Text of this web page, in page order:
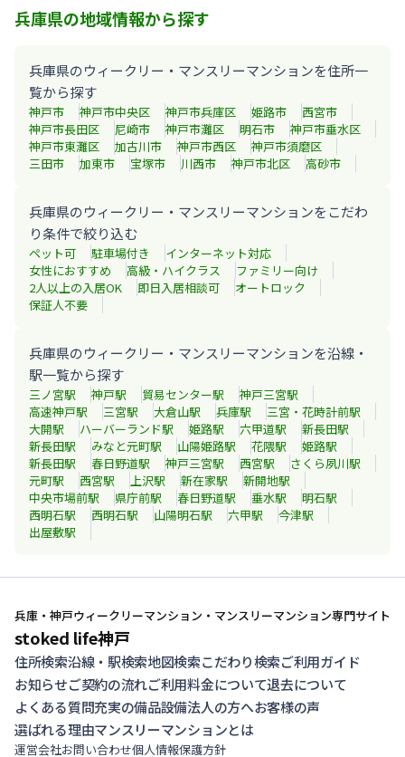
兵庫県の地域情報から探す
兵庫県のウィークリー・マンスリーマンションを住所一
覧から探す
神戸市 神戸市中央区 神戸市兵庫区 姫路市
西宮市
神戸市長田区
尼崎市 神戸市灘区 明石市
神戸市垂水区
神戸市東灘区
加古川市 神戸市西区
神戸市須磨区
三田市
加東市 宝塚市 川西市 神戸市北区 高砂市
兵庫県のウィークリー・マンスリーマンションをこだわ
り条件で絞り込む
ペット可 駐車場付き
インターネット対応
女性におすすめ
高級・ハイクラス
ファミリー向け
2人以上の入居OK
即日入居相談可
オートロック
保証人不要
兵庫県のウィークリー・マンスリーマンションを沿線・
駅一覧から探す
三ノ宮駅 神戸駅 貿易センター駅 神戸三宮駅
高速神戸駅 三宮駅 大倉山駅 兵庫駅 三宮・花時計前駅
大開駅 ハーバーランド駅 姫路駅 六甲道駅 新長田駅
新長田駅 みなと元町駅 山陽姫路駅 花隈駅 姫路駅
新長田駅 春日野道駅 神戸三宮駅 西宮駅 さくら夙川駅
元町駅 西宮駅 上沢駅 新在家駅 新開地駅
中央市場前駅 県庁前駅 春日野道駅 垂水駅 明石駅
西明石駅 西明石駅 山陽明石駅 六甲駅 今津駅
出屋敷駅
兵庫・神戸ウィークリーマンション・マンスリーマンション専門サイト
stoked life神戸
住所検索沿線・駅検索地図検索こだわり検索ご利用ガイド
お知らせご契約の流れご利用料金について退去について
よくある質問充実の備品設備法人の方へお客様の声
選ばれる理由マンスリーマンションとは
運営会社お問い合わせ個人情報保護方針